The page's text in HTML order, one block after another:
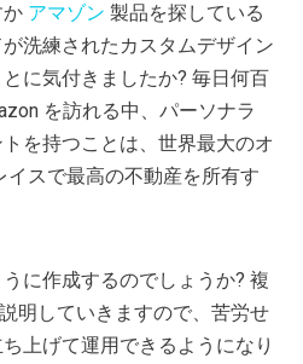
アマゾン 製品を探している
洗練されたカスタムデザイン
に気付きましたか? 毎日何百
を訪れる中、パーソナラ
を持つことは、世界最大のオ
イスで最高の不動産を所有す
に作成するのでしょうか? 複
明していきますので、苦労せ
上げて運用できるようになり